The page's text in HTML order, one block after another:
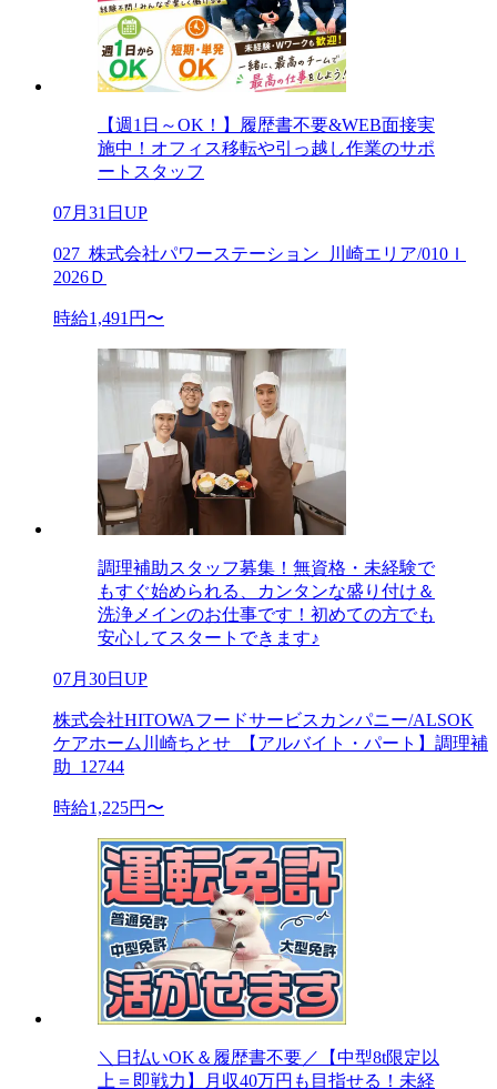
【週1日～OK！】履歴書不要&WEB面接実
施中！オフィス移転や引っ越し作業のサポ
ートスタッフ
07月31日UP
027_株式会社パワーステーション_川崎エリア/010Ｉ
2026Ｄ
時給1,491円〜
調理補助スタッフ募集！無資格・未経験で
もすぐ始められる、カンタンな盛り付け＆
洗浄メインのお仕事です！初めての方でも
安心してスタートできます♪
07月30日UP
株式会社HITOWAフードサービスカンパニー/ALSOK
ケアホーム川崎ちとせ_【アルバイト・パート】調理補
助_12744
時給1,225円〜
＼日払いOK＆履歴書不要／【中型8t限定以
上＝即戦力】月収40万円も目指せる！未経